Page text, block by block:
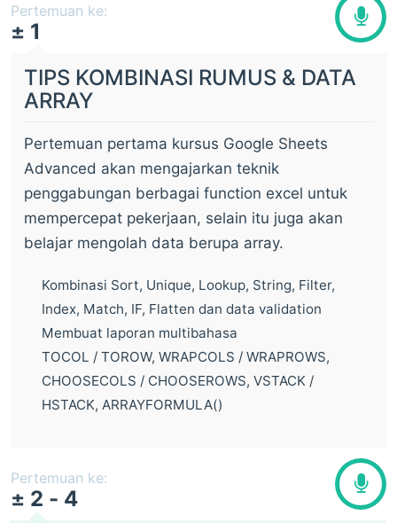
Pertemuan ke:
± 1
TIPS KOMBINASI RUMUS & DATA
ARRAY
Pertemuan pertama kursus Google Sheets
Advanced akan mengajarkan teknik
penggabungan berbagai function excel untuk
mempercepat pekerjaan, selain itu juga akan
belajar mengolah data berupa array.
Kombinasi Sort, Unique, Lookup, String, Filter,
Index, Match, IF, Flatten dan data validation
Membuat laporan multibahasa
TOCOL / TOROW, WRAPCOLS / WRAPROWS,
CHOOSECOLS / CHOOSEROWS, VSTACK /
HSTACK, ARRAYFORMULA()
Pertemuan ke:
± 2 - 4